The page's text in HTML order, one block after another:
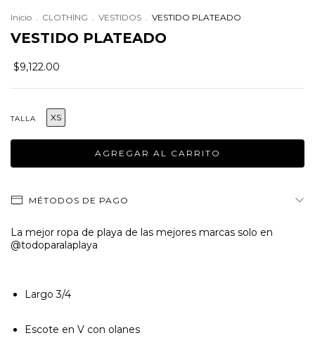
Inicio . CLOTHING . VESTIDOS . VESTIDO PLATEADO
VESTIDO PLATEADO
$9,122.00
TALLA XS
MÉTODOS DE PAGO
La mejor ropa de playa de las mejores marcas solo en
@todoparalaplaya
Largo 3/4
Escote en V con olanes